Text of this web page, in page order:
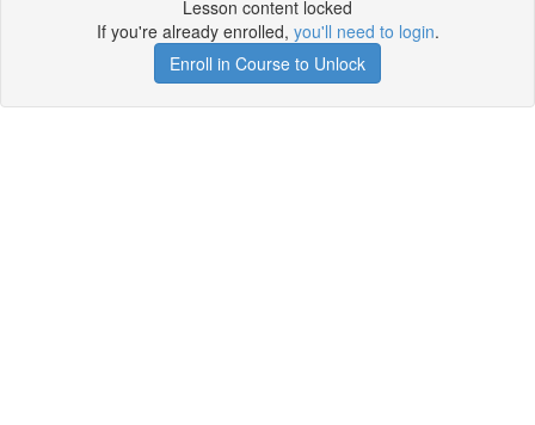
Lesson content locked
If you're already enrolled, you'll need to login.
Enroll in Course to Unlock